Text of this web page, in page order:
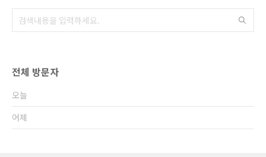
전체 방문자
오늘
어제